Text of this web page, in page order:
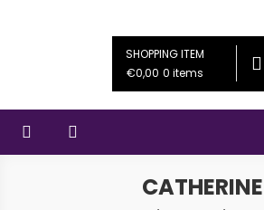
Couleursféériques
SHOPPING ITEM
€0,00 0 items
CATHERINE